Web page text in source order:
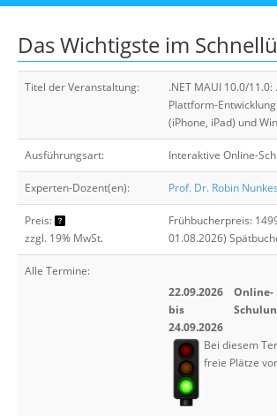
Das Wichtigste im
Titel der Veranstaltung:
.NET MAUI 10.0/
Plattform-
(iPhone, iPad) und
Ausführungsart: Interaktive Online-
Experten-Dozent(en): Prof. Dr. Robin
Preis:
zzgl. 19% MwSt.
Frühbucherpreis:
01.08.2026)
Alle Termine:
22.09.2026
bis
24.09.2026
Online-
Bei diesem
freie Plätze